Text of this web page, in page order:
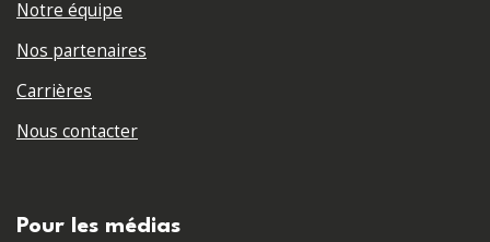
Notre équipe
Nos partenaires
Carrières
Nous contacter
Pour les médias